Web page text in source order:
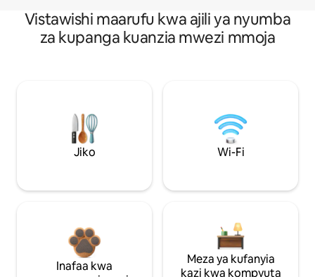
Vistawishi maarufu kwa ajili ya nyumba
za kupanga kuanzia mwezi mmoja
Jiko Wi-Fi
Inafaa kwa
Meza ya kufanyia
kazi kwa kompyuta